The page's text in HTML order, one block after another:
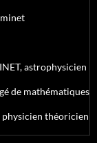
astrophysicien
de mathématiques
physicien théoricien